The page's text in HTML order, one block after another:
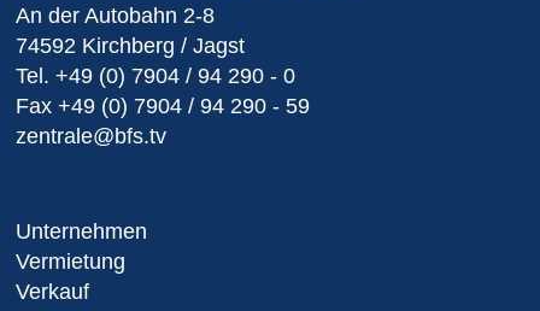
An der Autobahn 2-8
74592 Kirchberg / Jagst
Tel. +49 (0) 7904 / 94 290 - 0
Fax +49 (0) 7904 / 94 290 - 59
zentrale@bfs.tv
Unternehmen
Vermietung
Verkauf